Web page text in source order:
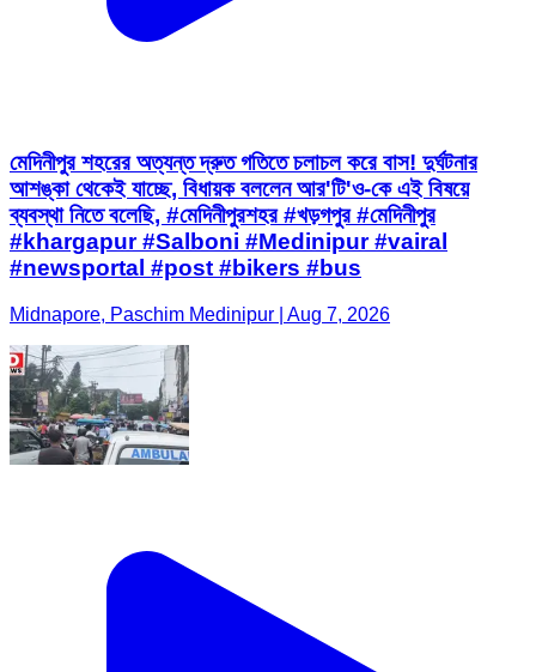
মেদিনীপুর শহরের অত্যন্ত দ্রুত গতিতে চলাচল করে বাস! দুর্ঘটনার
আশঙ্কা থেকেই যাচ্ছে, বিধায়ক বললেন আর'টি'ও-কে এই বিষয়ে
ব্যবস্থা নিতে বলেছি, #মেদিনীপুরশহর #খড়গপুর #মেদিনীপুর
#khargapur #Salboni #Medinipur #vairal
#newsportal #post #bikers #bus
Midnapore, Paschim Medinipur | Aug 7, 2026